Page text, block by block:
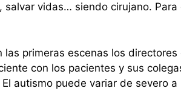
salvar vidas… siendo cirujano.
las primeras escenas los
con los pacientes y sus
autismo puede variar de severo